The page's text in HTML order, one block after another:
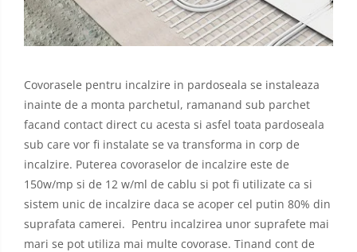
Covorasele pentru incalzire in pardoseala se instaleaza
inainte de a monta parchetul, ramanand sub parchet
facand contact direct cu acesta si asfel toata pardoseala
sub care vor fi instalate se va transforma in corp de
incalzire. Puterea covoraselor de incalzire este de
150w/mp si de 12 w/ml de cablu si pot fi utilizate ca si
sistem unic de incalzire daca se acoper cel putin 80% din
suprafata camerei. Pentru incalzirea unor suprafete mai
mari se pot utiliza mai multe covorase. Tinand cont de